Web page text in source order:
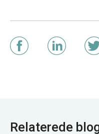
Relaterede